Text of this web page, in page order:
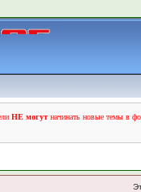
НЕ могутначинать новые темы в